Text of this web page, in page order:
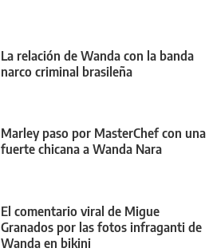
La relación de Wanda con la banda
narco criminal brasileña
Marley paso por MasterChef con una
fuerte chicana a Wanda Nara
El comentario viral de Migue
Granados por las fotos infraganti de
Wanda en bikini